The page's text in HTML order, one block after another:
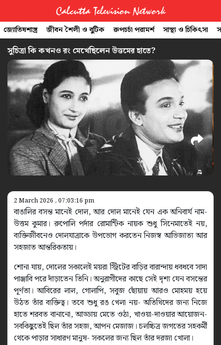
Calcutta Television Network
জ্যোতিষশাস্ত্র জীবন শৈলী ও বুটিক রুপচর্চা পরামর্শ সাস্থ্য ও চিকিৎসা
সুচিত্রা কি কখনও রং মেখেছিলেন উত্তমের হাতে?
2 March 2026 , 07:03:16 pm
বাঙালির বসন্ত মানেই দোল, আর দোল মানেই যেন এক অনিবার্য নাম-
উত্তম কুমার। রুপোলি পর্দার রোমান্টিক নায়ক শুধু সিনেমাতেই নয়,
ব্যক্তিজীবনেও দোলযাত্রাকে উপভোগ করতেন নিজস্ব আভিজাত্য আর
সহজাত আন্তরিকতায়।
শোনা যায়, দোলের সকালেই ময়রা স্ট্রিটের বাড়ির বারান্দায় ধবধবে সাদা
পাঞ্জাবি পরে দাঁড়াতেন তিনি। অনুরাগীদের কাছে সেই দৃশ্য যেন বসন্তের
পূর্ণতা। আবিরের লাল, গোলাপি, সবুজ ছোঁয়ায় আরও মোহময় হয়ে
উঠত তাঁর ব্যক্তিত্ব। তবে শুধু রঙ খেলা নয়- অতিথিদের জন্য নিজে
হাতে শরবত বানানো, আড্ডায় মেতে ওঠা, খাওয়া-দাওয়ার আয়োজন-
সবকিছুতেই ছিল তাঁর সহজ, আপন মেজাজ। চলচ্চিত্র জগতের সহকর্মী
থেকে পাড়ার সাধারণ মানুষ- সকলের জন্য ছিল তাঁর দরজা খোলা।
CTVN
Quick
Links
Legal